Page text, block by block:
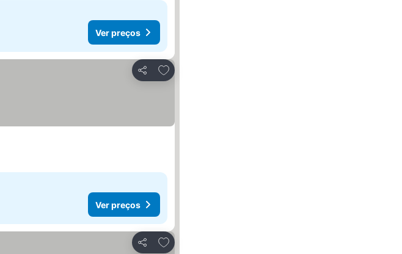
Ver preços
Partilhar
Adicionar aos favoritos
Ver preços
Partilhar
Adicionar aos favoritos